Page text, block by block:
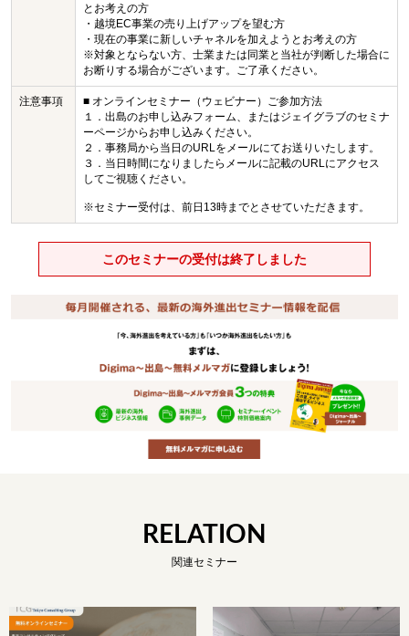
とお考えの方
・越境EC事業の売り上げアップを望む方
・現在の事業に新しいチャネルを加えようとお考えの方
※対象とならない方、士業または同業と当社が判断した場合に
お断りする場合がございます。ご了承ください。
注意事項
■ オンラインセミナー（ウェビナー）ご参加方法
１．出島のお申し込みフォーム、またはジェイグラブのセミナ
ーページからお申し込みください。
２．事務局から当日のURLをメールにてお送りいたします。
３．当日時間になりましたらメールに記載のURLにアクセス
してご視聴ください。
※セミナー受付は、前日13時までとさせていただきます。
このセミナーの受付は終了しました
RELATION
関連セミナー